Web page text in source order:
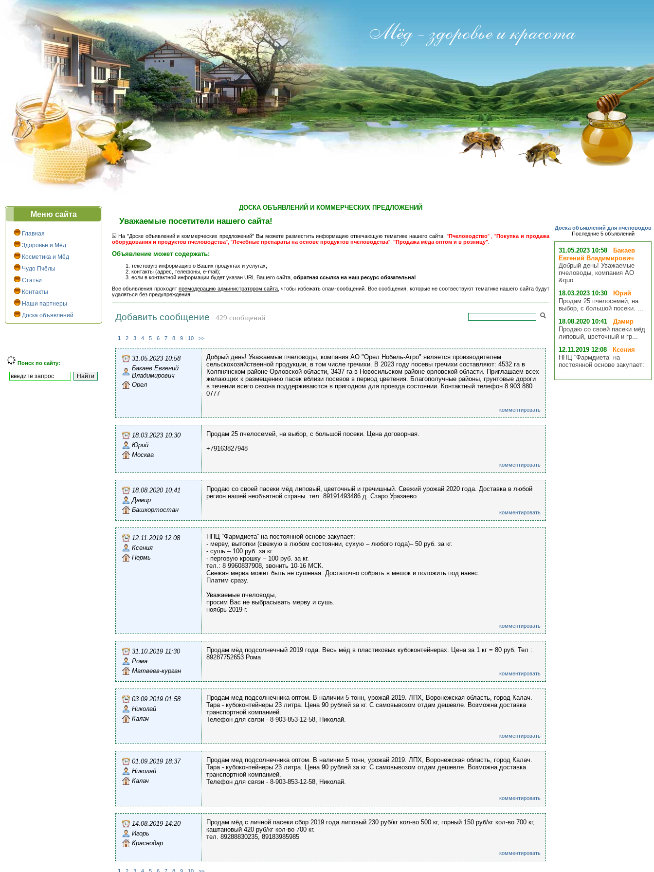
Меню сайта
Главная
Здоровье и Мёд
Косметика и Мёд
Чудо Пчёлы
Статьи
Контакты
Наши партнеры
Доска объявлений
Поиск по сайту:
ДОСКА ОБЪЯВЛЕНИЙ И КОММЕРЧЕСКИХ ПРЕДЛОЖЕНИЙ
Уважаемые посетители нашего сайта!
На "Доске объявлений и коммерческих предложений" Вы можете разместить информацию отвечающую тематике нашего сайта: "Пчеловодство" , "Покупка и продажа
оборудования и продуктов пчеловодства", "Лечебные препараты на основе продуктов пчеловодства", "Продажа мёда оптом и в розницу"
Объявление может содержать:
текстовую информацию о Ваших продуктах и услугах;
контакты (адрес, телефоны, e-mail);
если в контактной информации будет указан URL Вашего сайта, обратная ссылка на наш ресурс обязательна!
Все объявления проходятпремодерацию администратором сайта , чтобы избежать спам-сообщений. Все сообщения, которые не соотвествуют тематике нашего сайта будут
удаляться без предупреждения.
Добавить сообщение 429 сообщений
1 2 3 4 5 6 7 8 9 10 >>
31.05.2023 10:58
Бакаев Евгений
Владимирович
Орел
Добрый день! Уважаемые пчеловоды, компания АО "Орел Нобель-Агро" является производителем
сельскохозяйственной продукции, в том числе гречихи. В 2023 году посевы гречихи составляют: 4532 га в
Колпнянском районе Орловской области, 3437 га в Новосильском районе орловской области. Приглашаем всех
желающих к размещению пасек вблизи посевов в период цветения. Благополучные районы, грунтовые дороги
в течении всего сезона поддерживаются в пригодном для проезда состоянии. Контактный телефон 8 903 880
0777
комментировать
18.03.2023 10:30
Юрий
Москва
Продам 25 пчелосемей, на выбор, с большой посеки. Цена договорная.
+79163827948
комментировать
18.08.2020 10:41
Дамир
Башкортостан
Продаю со своей пасеки мёд липовый, цветочный и гречишный. Свежий урожай 2020 года. Доставка в любой
регион нашей необъятной страны. тел. 89191493486 д. Старо Уразаево.
комментировать
12.11.2019 12:08
Ксения
Пермь
НПЦ “Фармдиета” на постоянной основе закупает:
- мерву, вытопки (свежую в любом состоянии, сухую – любого года)– 50 руб. за кг.
- сушь – 100 руб. за кг.
- перговую крошку – 100 руб. за кг.
тел.: 8 9960837908, звонить 10-16 МСК.
Свежая мерва может быть не сушеная. Достаточно собрать в мешок и положить под навес.
Платим сразу.
Уважаемые пчеловоды,
просим Вас не выбрасывать мерву и сушь.
ноябрь 2019 г.
комментировать
31.10.2019 11:30
Рома
Матвеев-курган
Продам мёд подсолнечный 2019 года. Весь мёд в пластиковых кубоконтейнерах. Цена за 1 кг = 80 руб. Тел :
89287752653 Рома
комментировать
03.09.2019 01:58
Николай
Калач
Продам мед подсолнечника оптом. В наличии 5 тонн, урожай 2019. ЛПХ, Воронежская область, город Калач.
Тара - кубоконтейнеры 23 литра. Цена 90 рублей за кг. С самовывозом отдам дешевле. Возможна доставка
транспортной компанией.
Телефон для связи - 8-903-853-12-58, Николай.
комментировать
01.09.2019 18:37
Николай
Калач
Продам мед подсолнечника оптом. В наличии 5 тонн, урожай 2019. ЛПХ, Воронежская область, город Калач.
Тара - кубоконтейнеры 23 литра. Цена 90 рублей за кг. С самовывозом отдам дешевле. Возможна доставка
транспортной компанией.
Телефон для связи - 8-903-853-12-58, Николай.
комментировать
14.08.2019 14:20
Игорь
Краснодар
Продам мёд с личной пасеки сбор 2019 года липовый 230 руб/кг кол-во 500 кг, горный 150 руб/кг кол-во 700 кг,
каштановый 420 руб/кг кол-во 700 кг.
тел. 89288830235, 89183985985
комментировать
Доска объявлений для пчеловодов
Последние 5 объявлений
31.05.2023 10:58
Бакаев
Евгений Владимирович
Добрый день! Уважаемые
пчеловоды, компания АО
&quo...
18.03.2023 10:30
Юрий
Продам 25 пчелосемей, на
выбор, с большой посеки. ...
18.08.2020 10:41
Дамир
Продаю со своей пасеки мёд
липовый, цветочный и гр...
12.11.2019 12:08
Ксения
НПЦ “Фармдиета” на
постоянной основе закупает:
...